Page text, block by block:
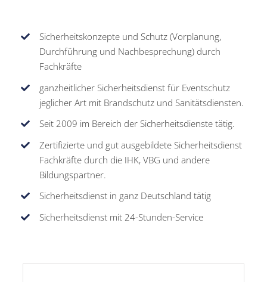
Sicherheitskonzepte und Schutz (Vorplanung,
Durchführung und Nachbesprechung) durch
Fachkräfte
ganzheitlicher Sicherheitsdienst für Eventschutz
jeglicher Art mit Brandschutz und Sanitätsdiensten.
Seit 2009 im Bereich der Sicherheitsdienste tätig.
Zertifizierte und gut ausgebildete Sicherheitsdienst
Fachkräfte durch die IHK, VBG und andere
Bildungspartner.
Sicherheitsdienst in ganz Deutschland tätig
Sicherheitsdienst mit 24-Stunden-Service